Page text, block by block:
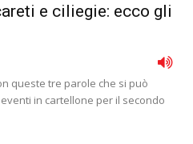
e ciliegie: ecco gli
queste tre parole che si può
in cartellone per il secondo